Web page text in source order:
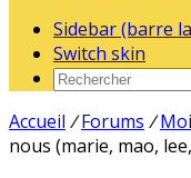
Sidebar (barre
Switch skin
Accueil / Forums /
nous (marie, mao,